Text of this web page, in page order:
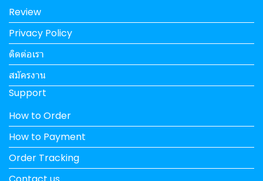
Review
Privacy Policy
ติดต่อเรา
สมัครงาน
Support
How to Order
How to Payment
Order Tracking